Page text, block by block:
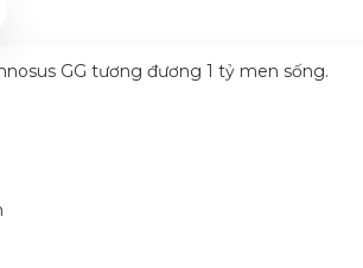
GG tương đương 1 tỷ men sống.